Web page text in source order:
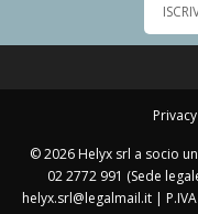
© 2026 Helyx srl a socio
02 2772 991 (Sede
helyx.srl@legalmail.it |